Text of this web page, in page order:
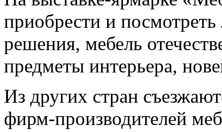
приобрести и
решения, мебель
предметы интерьера,
Из других стран
фирм-производителей